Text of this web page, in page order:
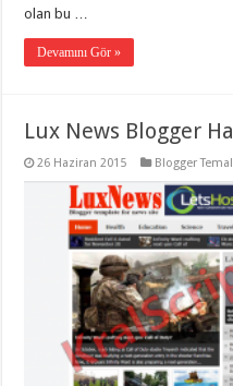
taşımacılık,
evden
taşımacılık ,
gaziantep
asansörlü
organizasyon,
organizasyon ,
organizasyon,
organizasyon,
olan bu …
Devamını Gör »
Lux News Blogger
26 Haziran 2015 Blogger